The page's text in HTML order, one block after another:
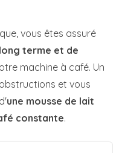
vous êtes assuré
terme et de
machine à café. Un
et vous
une mousse de lait
constante.